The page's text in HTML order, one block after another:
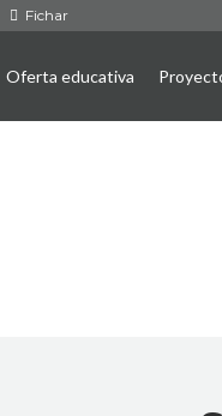
Fichar
Oferta educativa